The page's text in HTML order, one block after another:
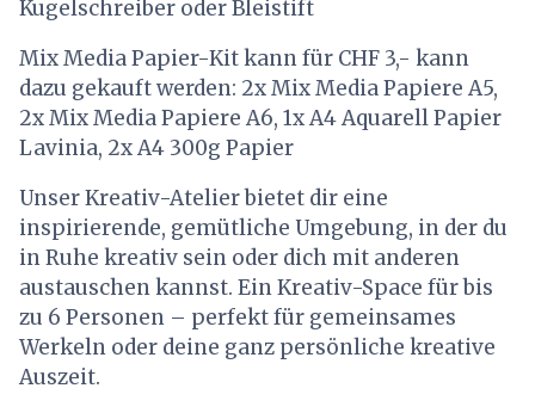
Kugelschreiber oder Bleistift
Mix Media Papier-Kit kann für CHF 3,- kann
dazu gekauft werden: 2x Mix Media Papiere A5,
2x Mix Media Papiere A6, 1x A4 Aquarell Papier
Lavinia, 2x A4 300g Papier
Unser Kreativ-Atelier bietet dir eine
inspirierende, gemütliche Umgebung, in der du
in Ruhe kreativ sein oder dich mit anderen
austauschen kannst. Ein Kreativ-Space für bis
zu 6 Personen – perfekt für gemeinsames
Werkeln oder deine ganz persönliche kreative
Auszeit.